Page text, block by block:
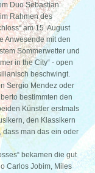
Duo Sebastian
Rahmen des
am 15. August
Anwesende mit den
Sommerwetter und
in the City“ - open
beschwingt.
Sergio Mendez oder
bestimmten den
Künstler erstmals
den Klassikern
man das ein oder
bekamen die gut
Carlos Jobim, Miles